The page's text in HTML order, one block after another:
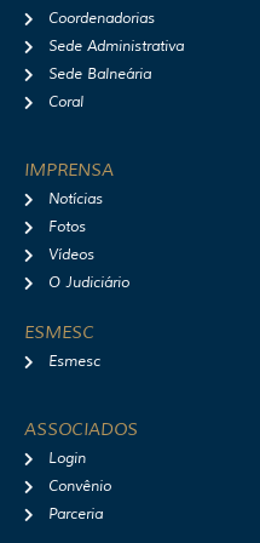
Coordenadorias
Sede Administrativa
Sede Balneária
Coral
IMPRENSA
Notícias
Fotos
Vídeos
O Judiciário
ESMESC
Esmesc
ASSOCIADOS
Login
Convênio
Parceria